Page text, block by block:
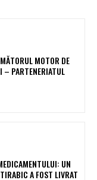
MOTOR DE
– PARTENERIATUL
UN
A FOST LIVRAT